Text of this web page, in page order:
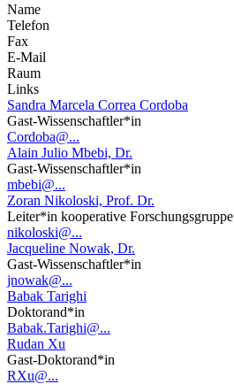
Name
Telefon
Fax
E-Mail
Raum
Links
Sandra Marcela Correa Cordoba
Gast-Wissenschaftler*in
Cordoba@...
Alain Julio Mbebi, Dr.
Gast-Wissenschaftler*in
mbebi@...
Zoran Nikoloski, Prof. Dr.
Leiter*in kooperative Forschungsgruppe
nikoloski@...
Jacqueline Nowak, Dr.
Gast-Wissenschaftler*in
jnowak@...
Babak Tarighi
Doktorand*in
Babak.Tarighi@...
Rudan Xu
Gast-Doktorand*in
RXu@...